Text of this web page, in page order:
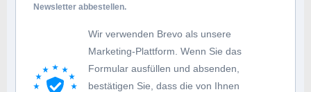
Newsletter abbestellen.
Wir verwenden Brevo als unsere
Marketing-Plattform. Wenn Sie das
Formular ausfüllen und absenden,
bestätigen Sie, dass die von Ihnen